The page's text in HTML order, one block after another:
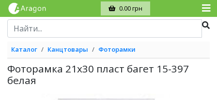
0.00 грн
Каталог Канцтовары Фоторамки
Фоторамка 21х30 пласт багет 15-397
белая